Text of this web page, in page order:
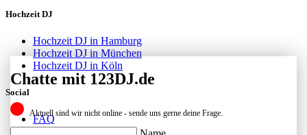
Hochzeit DJ
Hochzeit DJ in Hamburg
Hochzeit DJ in München
Hochzeit DJ in Köln
Social
FAQ
Facebook
Chatte mit 123DJ.de
Aktuell sind wir nicht online - sende uns gerne deine Frage.